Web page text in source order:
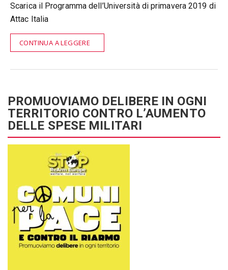
Scarica il Programma dell’Università di primavera 2019 di
Attac Italia
CONTINUA A LEGGERE
PROMUOVIAMO DELIBERE IN OGNI
TERRITORIO CONTRO L’AUMENTO
DELLE SPESE MILITARI